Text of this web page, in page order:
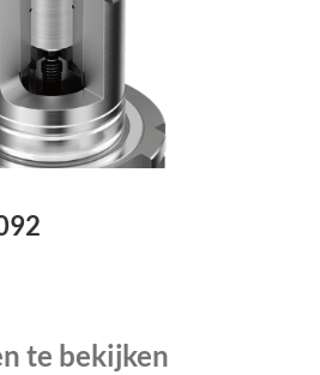
te bekijken